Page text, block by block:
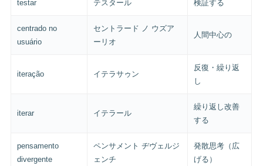
testar テスタール 検証する
centrado no
usuário
セントラード ノ ウズア
ーリオ
人間中心の
iteração イテラサゥン
反復・繰り返
し
iterar イテラール
繰り返し改善
する
pensamento
divergente
ペンサメント ヂヴェルジ
ェンチ
発散思考（広
げる）